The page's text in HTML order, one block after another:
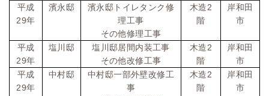
平成
29年
濱永邸
濱永邸トイレタンク修
理工事
その他修理工事
木造2
階
岸和田
市
平成
29年
塩川邸
塩川邸居間内装工事
その他改修工事
木造2
階
岸和田
市
平成
29年
中村邸
中村邸一部外壁改修工
事
木造2
階
岸和田
市